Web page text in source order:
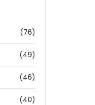
(76)
(49)
(46)
(40)